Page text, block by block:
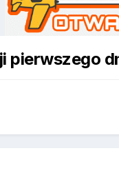
pierwszego